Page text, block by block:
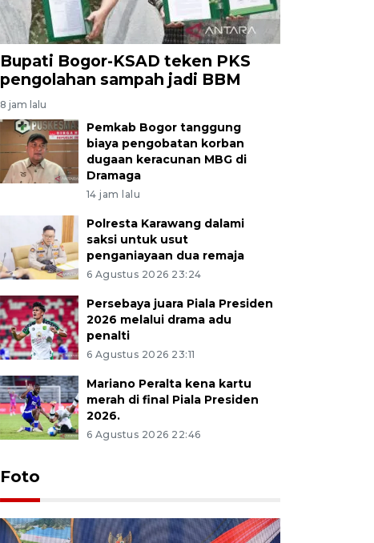
Bupati Bogor-KSAD teken PKS
pengolahan sampah jadi BBM
8 jam lalu
Pemkab Bogor tanggung
biaya pengobatan korban
dugaan keracunan MBG di
Dramaga
14 jam lalu
Polresta Karawang dalami
saksi untuk usut
penganiayaan dua remaja
6 Agustus 2026 23:24
Persebaya juara Piala Presiden
2026 melalui drama adu
penalti
6 Agustus 2026 23:11
Mariano Peralta kena kartu
merah di final Piala Presiden
2026.
6 Agustus 2026 22:46
Foto